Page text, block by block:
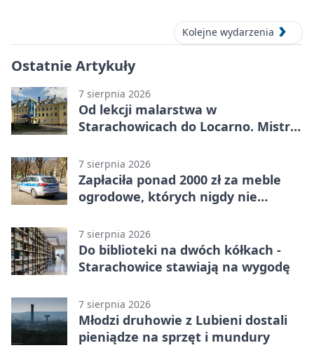
Kolejne wydarzenia
Ostatnie Artykuły
7 sierpnia 2026
Od lekcji malarstwa w
Starachowicach do Locarno. Mistrz
7 sierpnia 2026
Zapłaciła ponad 2000 zł za meble
ogrodowe, których nigdy nie
7 sierpnia 2026
Do biblioteki na dwóch kółkach -
Starachowice stawiają na wygodę
7 sierpnia 2026
Młodzi druhowie z Lubieni dostali
pieniądze na sprzęt i mundury